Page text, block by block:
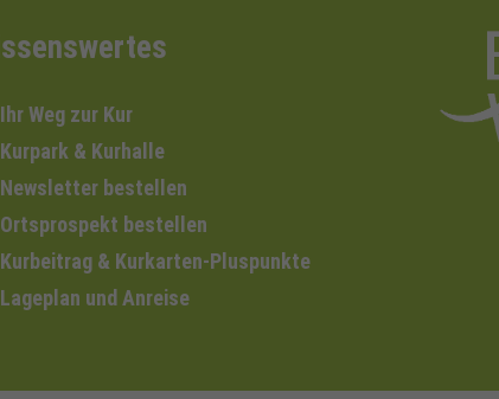
Ihr Weg zur Kur
Kurpark & Kurhalle
Newsletter bestellen
Ortsprospekt bestellen
Kurbeitrag & Kurkarten-Pluspunkte
Lageplan und Anreise